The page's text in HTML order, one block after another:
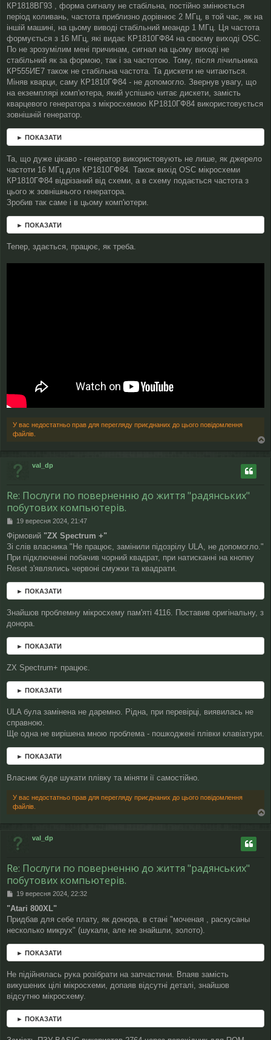
н
КР1818ВГ93 , форма сигналу не стабільна, постійно змінюється
період коливань, частота приблизно дорівнює 2 МГц, в той час, як на
іншій машині, на цьому виводі стабільний меандр 1 МГц. Ця частота
формується з 16 МГц, які видає КР1810ГФ84 на своєму виході OSC.
По не зрозумілим мені причинам, сигнал на цьому виході не
стабільний як за формою, так і за частотою. Тому, після лічильника
КР555ИЕ7 також не стабільна частота. Та дискети не читаються.
Міняв кварци, саму КР1810ГФ84 - не допомогло. Звернув увагу, що
на екземплярі комп'ютера, який успішно читає дискети, замість
кварцевого генератора з мікросхемою КР1810ГФ84 використовується
зовнішній генератор.
► ПОКАЗАТИ
Та, що дуже цікаво - генератор використовують не лише, як джерело
частоти 16 МГц для КР1810ГФ84. Також вихід OSC мікросхеми
КР1810ГФ84 відрізаний від схеми, а в схему подається частота з
цього ж зовнішнього генератора.
Зробив так саме і в цьому комп'ютери.
► ПОКАЗАТИ
Тепер, здається, працює, як треба.
У вас недостатньо прав для перегляду приєднаних до цього повідомлення
файлів.
val_dp
Re: Послуги по поверненню до життя "радянських"
побутових компьютерів.
П
в
д
о
л
н
н
19 вересня 2024, 21:47
Фірмовий "ZX Spectrum +"
Зі слів власника "Не працює, замінили підозрілу ULA, не допомогло."
При підключенні побачив чорний квадрат, при натисканні на кнопку
Reset з'являлись червоні смужки та квадрати.
► ПОКАЗАТИ
Знайшов проблемну мікросхему пам'яті 4116. Поставив оригінальну, з
донора.
► ПОКАЗАТИ
ZX Spectrum+ працює.
► ПОКАЗАТИ
ULA була замінена не даремно. Рідна, при перевірці, виявилась не
справною.
Ще одна не вирішена мною проблема - пошкоджені плівки клавіатури.
► ПОКАЗАТИ
Власник буде шукати плівку та міняти ії самостійно.
У вас недостатньо прав для перегляду приєднаних до цього повідомлення
файлів.
о
val_dp
Re: Послуги по поверненню до життя "радянських"
побутових компьютерів.
П
в
і
д
н
н
19 вересня 2024, 22:32
"Atari 800XL"
Придбав для себе плату, як донора, в стані "моченая , раскусаны
несколько микрух" (шукали, але не знайшли, золото).
► ПОКАЗАТИ
Не підійнялась рука розібрати на запчастини. Впаяв замість
викушених цілі мікросхеми, допаяв відсутні деталі, знайшов
відсутню мікросхему.
► ПОКАЗАТИ